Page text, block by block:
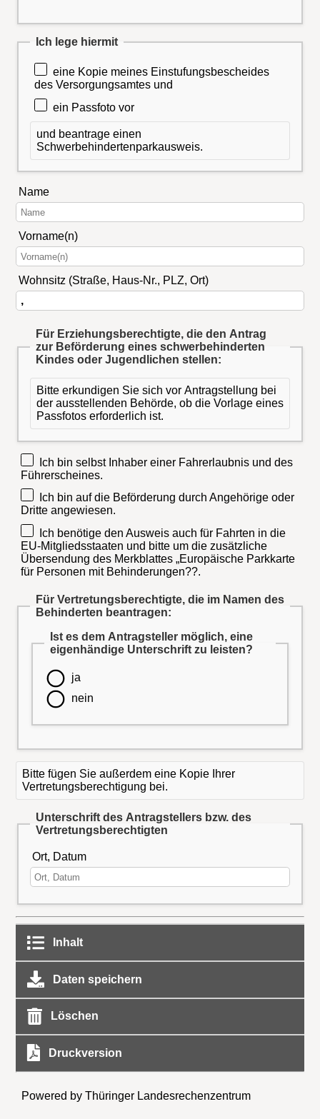
Ich lege hiermit
eine Kopie meines Einstufungsbescheides
des Versorgungsamtes und
ein Passfoto vor
und beantrage einen
Schwerbehindertenparkausweis.
Name
Vorname(n)
Wohnsitz (Straße, Haus-Nr., PLZ, Ort)
Für Erziehungsberechtigte, die den Antrag
zur Beförderung eines schwerbehinderten
Kindes oder Jugendlichen stellen:
Bitte erkundigen Sie sich vor Antragstellung bei
der ausstellenden Behörde, ob die Vorlage eines
Passfotos erforderlich ist.
Ich bin selbst Inhaber einer Fahrerlaubnis und des
Führerscheines.
Ich bin auf die Beförderung durch Angehörige oder
Dritte angewiesen.
Ich benötige den Ausweis auch für Fahrten in die
EU-Mitgliedsstaaten und bitte um die zusätzliche
Übersendung des Merkblattes „Europäische Parkkarte
für Personen mit Behinderungen??.
Für Vertretungsberechtigte, die im Namen des
Behinderten beantragen:
Ist es dem Antragsteller möglich, eine
eigenhändige Unterschrift zu leisten?
ja
nein
Bitte fügen Sie außerdem eine Kopie Ihrer
Vertretungsberechtigung bei.
Unterschrift des Antragstellers bzw. des
Vertretungsberechtigten
Ort, Datum
Inhalt
Daten speichern
Löschen
Druckversion
Powered by Thüringer Landesrechenzentrum